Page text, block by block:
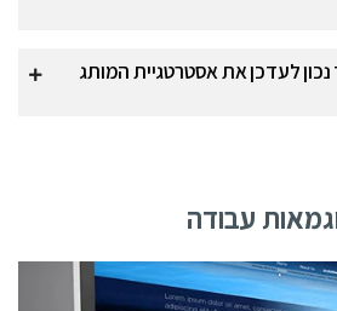
נכון לעדכן את אסטרטגיית המותג
עבודה